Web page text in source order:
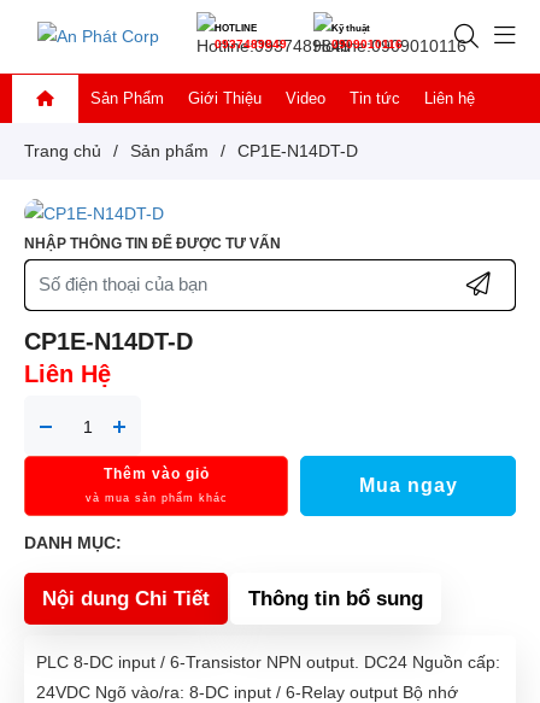
HOTLINE
0937489849
Kỹ thuật
0909010116
Sản Phẩm Giới Thiệu Video Tin tức Liên hệ
Trang chủ / Sản phẩm / CP1E-N14DT-D
NHẬP THÔNG TIN ĐỂ ĐƯỢC TƯ VẤN
CP1E-N14DT-D
Liên Hệ
Thêm vào giỏ
và mua sản phẩm khác
Mua ngay
DANH MỤC:
Nội dung Chi Tiết Thông tin bổ sung
PLC 8-DC input / 6-Transistor NPN output. DC24 Nguồn cấp:
24VDC Ngõ vào/ra: 8-DC input / 6-Relay output Bộ nhớ